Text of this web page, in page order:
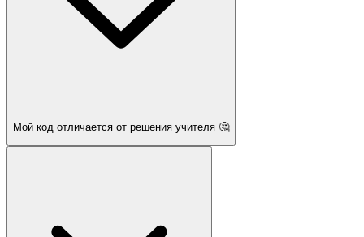
Мой код отличается от решения учителя 🤔